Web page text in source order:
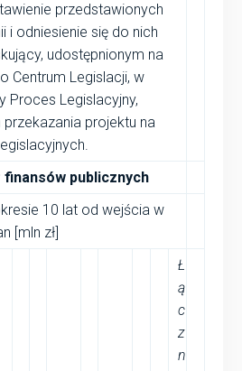
przedstawionych
i odniesienie się do nich
udostępnionym na
Centrum Legislacji, w
Proces Legislacyjny,
przekazania projektu na
finansów publicznych
10 lat od wejścia w
[mln zł]
Ł
ą
c
z
n